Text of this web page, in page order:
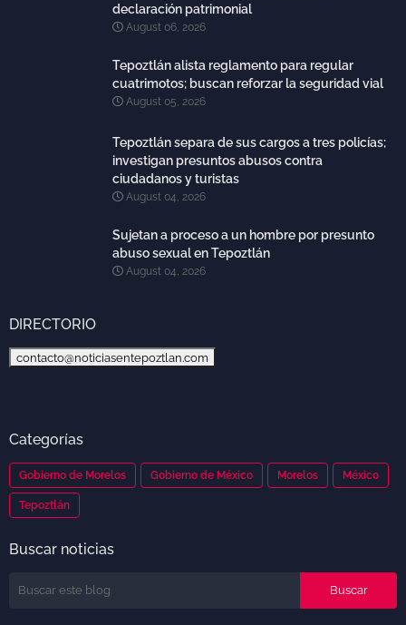
declaración patrimonial
August 06, 2026
Tepoztlán alista reglamento para regular
cuatrimotos; buscan reforzar la seguridad vial
August 05, 2026
Tepoztlán separa de sus cargos a tres policías;
investigan presuntos abusos contra
ciudadanos y turistas
August 04, 2026
Sujetan a proceso a un hombre por presunto
abuso sexual en Tepoztlán
August 04, 2026
DIRECTORIO
contacto@noticiasentepoztlan.com
Categorías
Gobierno de Morelos Gobierno de México Morelos México
Tepoztlán
Buscar noticias